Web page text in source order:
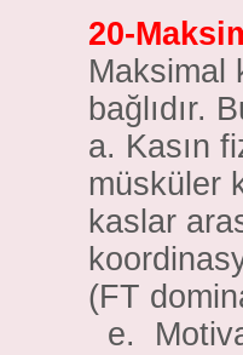
20-
Maksimal
bağlıdır.
a. Kasın
müsküler
kaslar
(FT
e.